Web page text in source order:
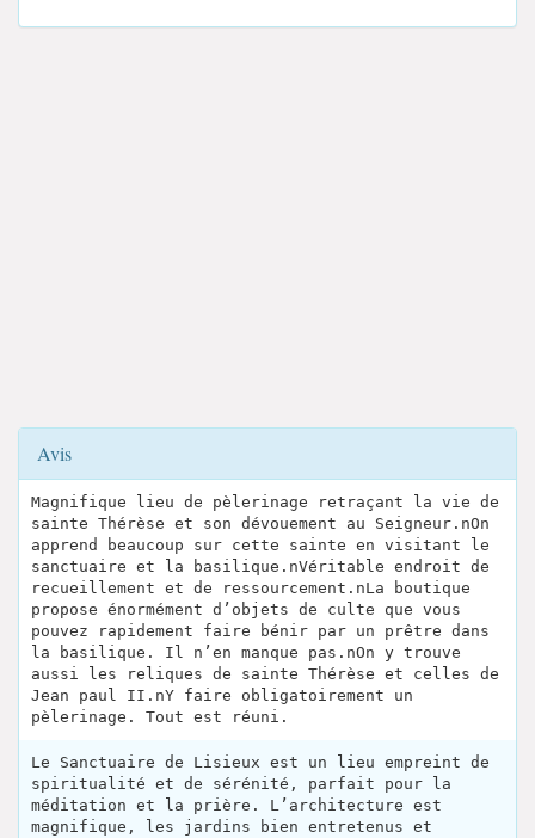
Avis
Magnifique lieu de pèlerinage retraçant la vie de
sainte Thérèse et son dévouement au Seigneur.nOn
apprend beaucoup sur cette sainte en visitant le
sanctuaire et la basilique.nVéritable endroit de
recueillement et de ressourcement.nLa boutique
propose énormément d’objets de culte que vous
pouvez rapidement faire bénir par un prêtre dans
la basilique. Il n’en manque pas.nOn y trouve
aussi les reliques de sainte Thérèse et celles de
Jean paul II.nY faire obligatoirement un
pèlerinage. Tout est réuni.
Le Sanctuaire de Lisieux est un lieu empreint de
spiritualité et de sérénité, parfait pour la
méditation et la prière. L’architecture est
magnifique, les jardins bien entretenus et